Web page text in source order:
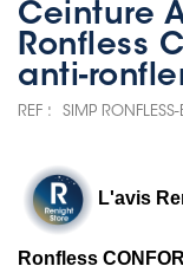
Ceinture
Ronfless
anti-
REF : SIMP RONFLESS-
L'avis
Ronfless